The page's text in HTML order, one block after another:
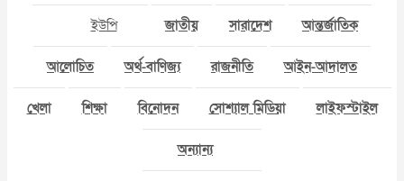
ইউপি জাতীয় সারাদেশ আন্তর্জাতিক
আলোচিত অর্থ-বাণিজ্য রাজনীতি আইন-আদালত
খেলা শিক্ষা বিনোদন সোশ্যাল মিডিয়া লাইফস্টাইল
অন্যান্য